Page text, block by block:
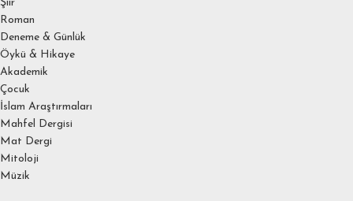
Şiir
Roman
Deneme & Günlük
Öykü & Hikaye
Akademik
Çocuk
İslam Araştırmaları
Mahfel Dergisi
Mat Dergi
Mitoloji
Müzik